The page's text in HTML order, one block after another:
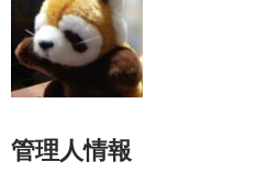
管理人情報